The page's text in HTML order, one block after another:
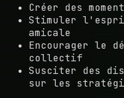
Créer des
Stimuler
amicale
Encourager le
collectif
Susciter des
sur les